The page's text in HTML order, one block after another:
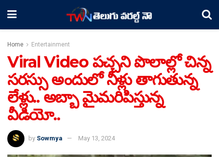
Home Entertainment
Viral Video పచ్చని పొలాల్లో చిన్న
సరస్సు అందులో నీళ్లు తాగుతున్న
లేళ్లు.. అబ్బా మైమరిపిస్తున్న
వీడియో..
by Sowmya May 13, 2024